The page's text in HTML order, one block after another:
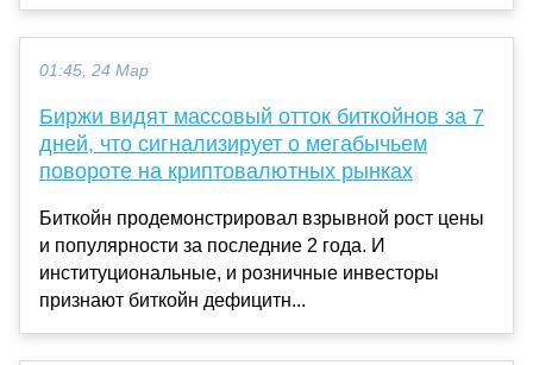
01:45, 24 Мар
Биржи видят массовый отток биткойнов за 7
дней, что сигнализирует о мегабычьем
повороте на криптовалютных рынках
Биткойн продемонстрировал взрывной рост цены
и популярности за последние 2 года. И
институциональные, и розничные инвесторы
признают биткойн дефицитн...